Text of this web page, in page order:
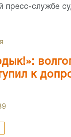
пресс-службе
к